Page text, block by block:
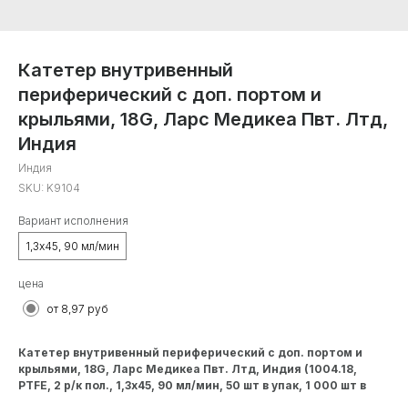
Катетер внутривенный
периферический с доп. портом и
крыльями, 18G, Ларс Медикеа Пвт. Лтд,
Индия
Индия
SKU: K9104
Вариант исполнения
1,3х45, 90 мл/мин
цена
от 8,97 руб
Катетер внутривенный периферический с доп. портом и
крыльями, 18G, Ларс Медикеа Пвт. Лтд, Индия (1004.18,
PTFE, 2 р/к пол., 1,3х45, 90 мл/мин, 50 шт в упак, 1 000 шт в